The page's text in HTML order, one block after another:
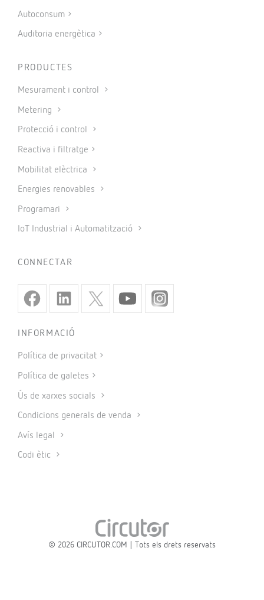
Autoconsum
Auditoria energètica
PRODUCTES
Mesurament i control
Metering
Protecció i control
Reactiva i filtratge
Mobilitat elèctrica
Energies renovables
Programari
IoT Industrial i Automatització
CONNECTAR
INFORMACIÓ
Política de privacitat
Política de galetes
Ús de xarxes socials
Condicions generals de venda
Avís legal
Codi ètic
© 2026 CIRCUTOR.COM | Tots els drets reservats